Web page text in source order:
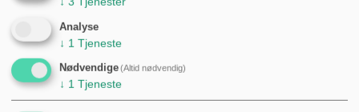
bryggeopgaver.
Opgrader din gærtank med disse rustfri stålhåndtag for en
problemfri bryggeoplevelse. Tjek produktbilledet for at
bekræfte kompatibilitet inden køb.
80,00 kr.
Analyse
↓ 1 Tjeneste
Nødvendige(Altid nødvendig)
↓ 1 Tjeneste